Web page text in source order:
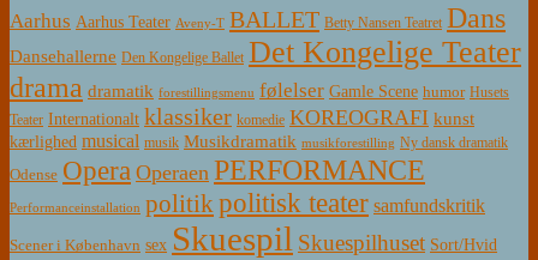
Aarhus Aarhus Teater Aveny-T BALLET Betty Nansen Teatret Dans
Dansehallerne Den Kongelige Ballet Det Kongelige Teater
drama dramatik forestillingsmenu følelser Gamle Scene humor Husets
Teater Internationalt klassiker komedie KOREOGRAFI kunst
kærlighed musical musik Musikdramatik musikforestilling Ny dansk dramatik
Odense Opera Operaen PERFORMANCE
Performanceinstallation politikpolitisk teater samfundskritik
Scener i København sex Skuespil Skuespilhuset Sort/Hvid